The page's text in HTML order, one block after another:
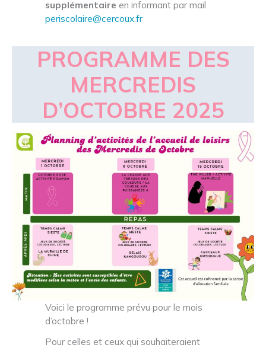
supplémentaire en informant par mail
periscolaire@cercoux.fr
PROGRAMME DES
MERCREDIS
D’OCTOBRE 2025
Voici le programme prévu pour le mois
d’octobre !
Pour celles et ceux qui souhaiteraient